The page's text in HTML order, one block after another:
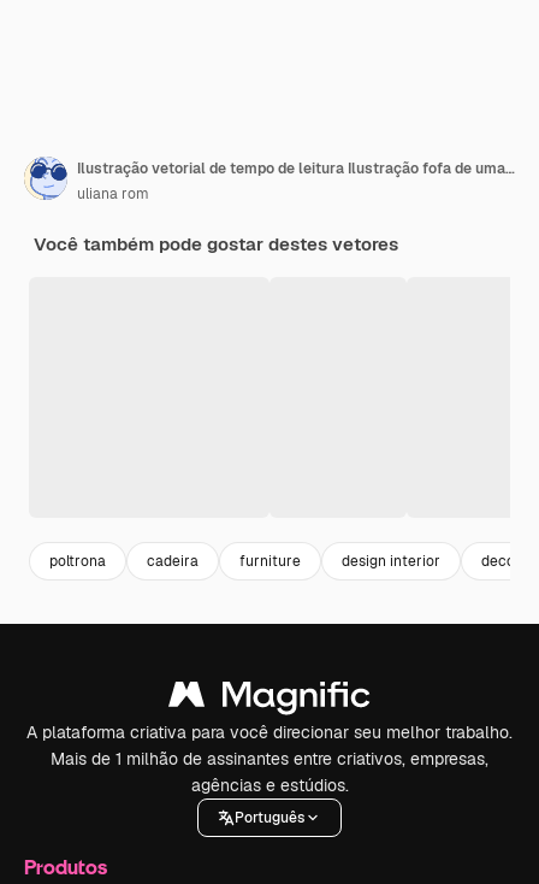
Ilustração vetorial de tempo de leitura Ilustração fofa de uma mesa com livros e uma xícara de chá
uliana rom
Você também pode gostar destes vetores
poltrona cadeira furniture design interior
A plataforma criativa para você direcionar seu melhor trabalho.
Mais de 1 milhão de assinantes entre criativos, empresas,
agências e estúdios.
Português
Produtos